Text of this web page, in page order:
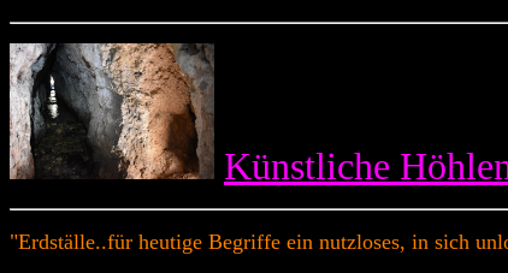
Künstliche
"Erdställe..für heutige Begriffe ein nutzloses, in sich